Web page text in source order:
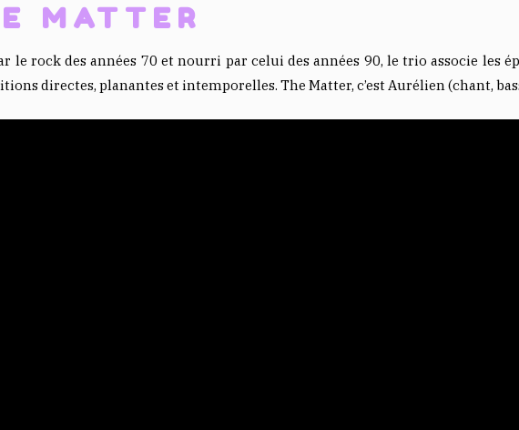
MATTER
le rock des années 70 et nourri par celui des années 90, le trio associe les
directes, planantes et intemporelles. The Matter, c’est Aurélien (chant,